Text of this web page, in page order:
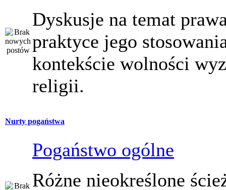
Dyskusje na temat
praktyce jego
kontekście wolności
religii.
Nurty pogaństwa
Pogaństwo ogólne
Różne nieokreślone